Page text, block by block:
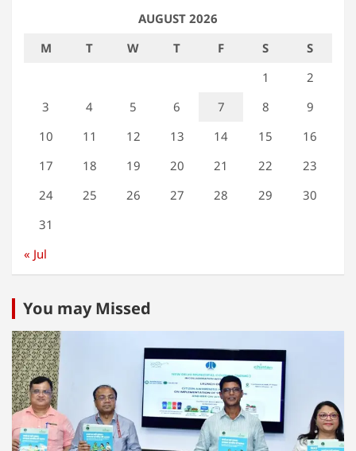
AUGUST 2026
M
T W T F S
S
1
2
3
4 5 6 7 8
9
10
11 12 13 14 15
16
17
18 19 20 21 22
23
24
25 26 27 28 29
30
31
« Jul
You may Missed